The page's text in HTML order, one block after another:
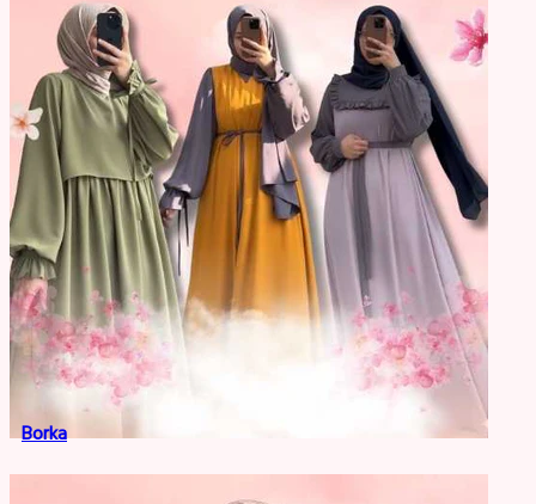
Borka